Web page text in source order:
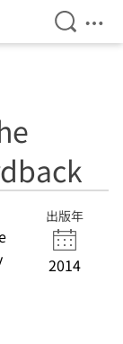
検索を
メ
出版年
2014